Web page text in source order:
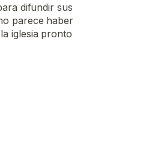
difundir sus
parece haber
iglesia pronto